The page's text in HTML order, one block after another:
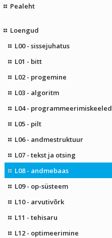
Pealeht
Loengud
L00 - sissejuhatus
L01 - bitt
L02 - progemine
L03 - algoritm
L04 - programmeerimiskeeled
L05 - pilt
L06 - andmestruktuur
L07 - tekst ja otsing
L08 - andmebaas
L09 - op-süsteem
L10 - arvutivõrk
L11 - tehisaru
L12 - optimeerimine